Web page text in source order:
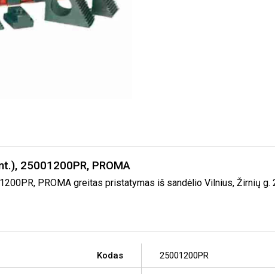
25001200PR, PROMA
PROMA greitas pristatymas iš sandėlio Vilnius, Žirnių g.
Kodas 25001200PR